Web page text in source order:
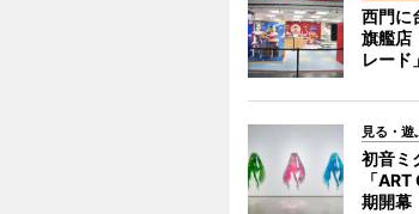
西門に
旗艦店
レード」
見る・遊
初音ミ
「
期開